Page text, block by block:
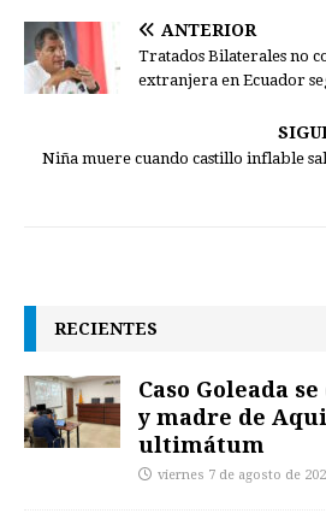
ANTERIOR
Tratados Bilaterales no
extranjera en Ecuador
Niña muere cuando castillo inflable
RECIENTES
Caso Goleada
y madre de
ultimátum
viernes 7 de agosto de